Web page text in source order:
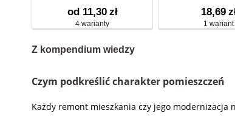
od 11,30 zł
4 warianty
18,69
1 wariant
Z kompendium wiedzy
Czym podkreślić charakter pomieszczeń
Każdy remont mieszkania czy jego modernizacja